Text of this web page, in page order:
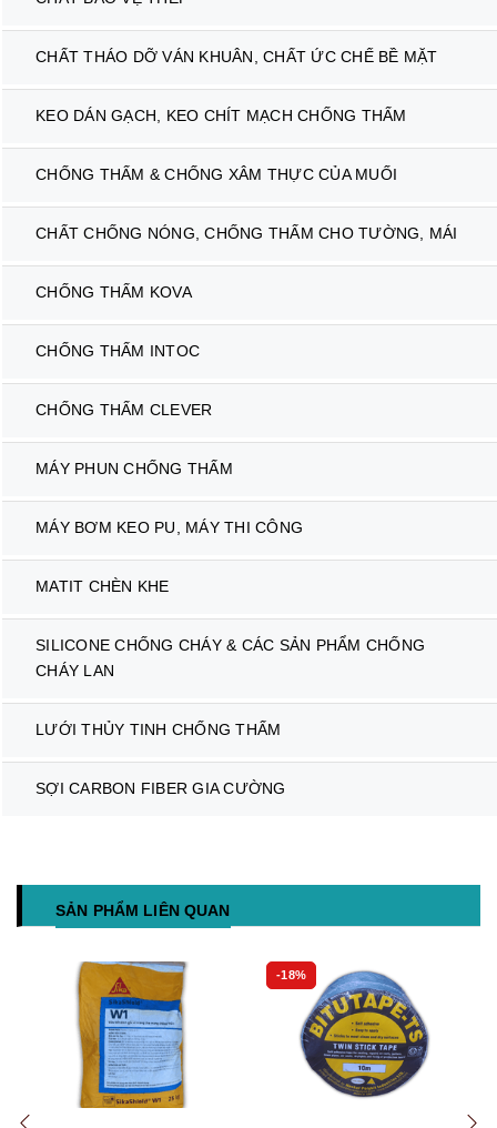
CHẤT THÁO DỠ VÁN KHUÂN, CHẤT ỨC CHẾ BỀ MẶT
KEO DÁN GẠCH, KEO CHÍT MẠCH CHỐNG THẤM
CHỐNG THẤM & CHỐNG XÂM THỰC CỦA MUỐI
CHẤT CHỐNG NÓNG, CHỐNG THẤM CHO TƯỜNG, MÁI
CHỐNG THẤM KOVA
CHỐNG THẤM INTOC
CHỐNG THẤM CLEVER
MÁY PHUN CHỐNG THẤM
MÁY BƠM KEO PU, MÁY THI CÔNG
MATIT CHÈN KHE
SILICONE CHỐNG CHÁY & CÁC SẢN PHẨM CHỐNG
CHÁY LAN
LƯỚI THỦY TINH CHỐNG THẤM
SỢI CARBON FIBER GIA CƯỜNG
SẢN PHẨM LIÊN QUAN
-18%
Mua hàng